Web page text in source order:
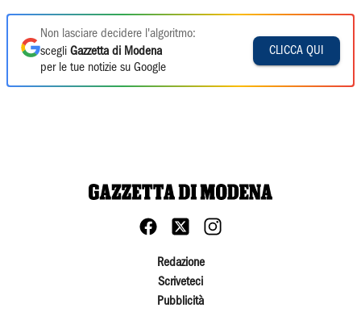
Non lasciare decidere l'algoritmo:
scegli Gazzetta di Modena
per le tue notizie su Google
CLICCA QUI
Redazione
Scriveteci
Pubblicità